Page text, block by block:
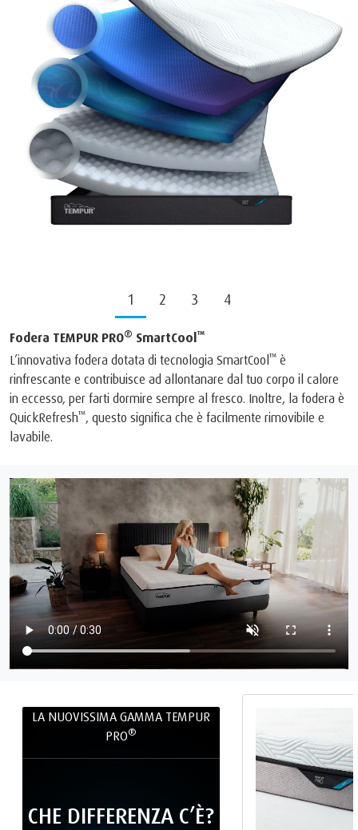
1 2 3 4
Fodera TEMPUR PRO® SmartCool™
L’innovativa fodera dotata di tecnologia SmartCool™ è
rinfrescante e contribuisce ad allontanare dal tuo corpo il calore
in eccesso, per farti dormire sempre al fresco. Inoltre, la fodera è
QuickRefresh™, questo significa che è facilmente rimovibile e
lavabile.
LA NUOVISSIMA GAMMA TEMPUR
PRO®
CHE DIFFERENZA C’È?